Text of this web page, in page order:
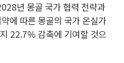
년 몽골 국가 협력 전략과
에 따른 몽골의 국가 온실가
22.7% 감축에 기여할 것으